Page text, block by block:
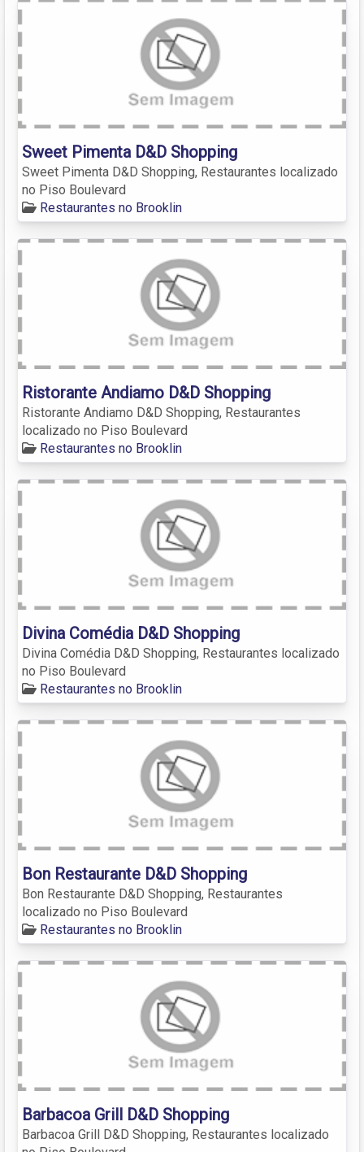
Sweet Pimenta D&D Shopping
Sweet Pimenta D&D Shopping, Restaurantes localizado
no Piso Boulevard
Restaurantes no Brooklin
Ristorante Andiamo D&D Shopping
Ristorante Andiamo D&D Shopping, Restaurantes
localizado no Piso Boulevard
Restaurantes no Brooklin
Divina Comédia D&D Shopping
Divina Comédia D&D Shopping, Restaurantes localizado
no Piso Boulevard
Restaurantes no Brooklin
Bon Restaurante D&D Shopping
Bon Restaurante D&D Shopping, Restaurantes
localizado no Piso Boulevard
Restaurantes no Brooklin
Barbacoa Grill D&D Shopping
Barbacoa Grill D&D Shopping, Restaurantes localizado